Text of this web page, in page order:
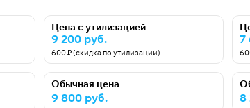
Цена с утилизацией
9 200 руб.
600 ₽ (скидка по утилизации)
Обычная цена
9 800 руб.
7
8